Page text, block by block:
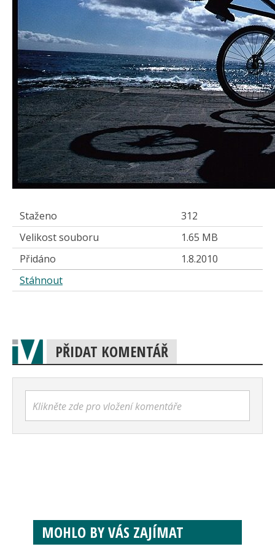
Staženo
312
Velikost souboru
1.65 MB
Přidáno
1.8.2010
Stáhnout
PŘIDAT KOMENTÁŘ
Klikněte zde pro vložení komentáře
MOHLO BY VÁS ZAJÍMAT